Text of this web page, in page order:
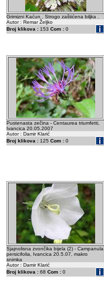
Grimizni Kaćun . Strogo zaštićena biljka .
Autor : Remar Željko
Broj klikova : 153 Com : 0
Pustenasta zečina - Centaurea triumfetti,
Ivancica 20.05.2007
Autor : Damir Klarić
Broj klikova : 125 Com : 0
Sjajnolisna zvončika bijela (2) - Campanula
persicifolia, Ivancica 20.5.07, makro
snimka
Autor : Damir Klarić
Broj klikova : 68 Com : 0